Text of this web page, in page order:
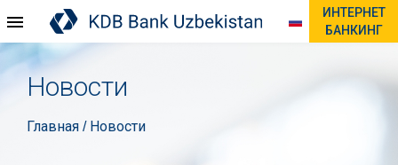
ИНТЕРНЕТ
БАНКИНГ
Новости
Главная / Новости